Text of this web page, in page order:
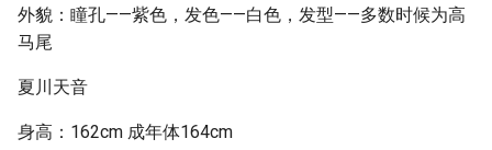
外貌：瞳孔——紫色，发色——白色，发型——多数时候为高
马尾
夏川天音
身高：162cm 成年体164cm